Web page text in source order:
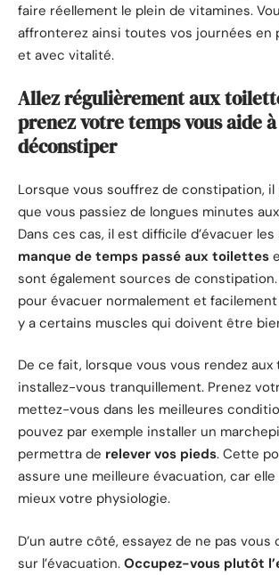
faire réellement le plein de vitamines.
affronterez ainsi toutes vos journées en
et avec vitalité.
Allez régulièrement aux
prenez votre temps vous aide à
déconstiper
Lorsque vous souffrez de constipation,
que vous passiez de longues minutes
Dans ces cas, il est difficile d’évacuer les
manque de temps passé aux toilettes
sont également sources de
pour évacuer normalement et facilement
y a certains muscles qui doivent être
De ce fait, lorsque vous vous rendez aux
installez-vous tranquillement. Prenez
mettez-vous dans les meilleures
pouvez par exemple installer un
permettra de relever vos pieds. Cette
assure une meilleure évacuation, car
mieux votre physiologie.
D’un autre côté, essayez de ne pas
sur l’évacuation. Occupez-vous plutôt